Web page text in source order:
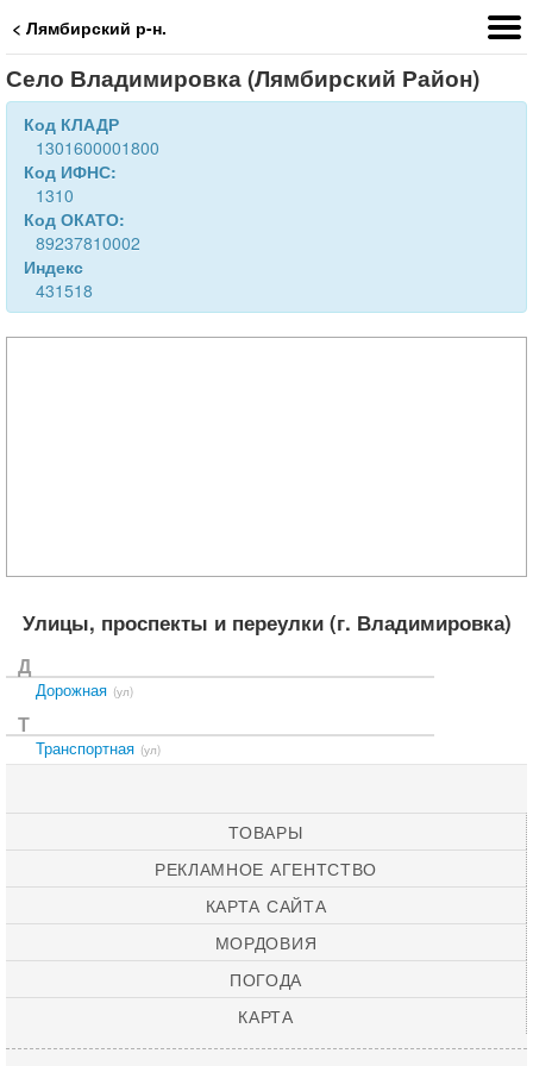
< Лямбирский р-н.
Село Владимировка (Лямбирский Район)
Код КЛАДР
1301600001800
Код ИФНС:
1310
Код ОКАТО:
89237810002
Индекс
431518
Улицы, проспекты и переулки (г. Владимировка)
Д
Дорожная (ул)
Т
Транспортная (ул)
ТОВАРЫ
РЕКЛАМНОЕ АГЕНТСТВО
КАРТА САЙТА
МОРДОВИЯ
ПОГОДА
КАРТА